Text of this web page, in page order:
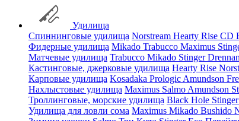
Удилища
Спиннинговые удилища Norstream Hearty Rise CD
Фидерные удилища Mikado Trabucco Maximus
Матчевые удилища Trabucco Mikado StingerDrennan
Кастинговые, джерковые удилища Hearty Rise
Карповые удилища Kosadaka Prologic Amundson
Нахлыстовые удилища Maximus Salmo Amundson
Троллинговые, морские удилища Black Hole Stinger
Удилища для ловли сома Maximus Mikado Bushido